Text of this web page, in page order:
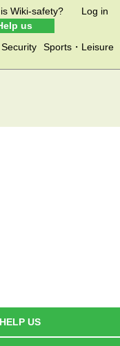
Wiki-safety?
us
Log in
Sports・Leisure
HELP US